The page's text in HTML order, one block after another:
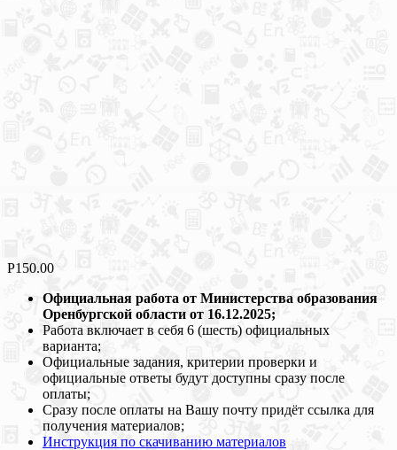
Р150.00
Официальная работа от Министерства образования
Оренбургской области от 16.12.2025;
Работа включает в себя 6 (шесть) официальных
варианта;
Официальные задания, критерии проверки и
официальные ответы будут доступны сразу после
оплаты;
Сразу после оплаты на Вашу почту придёт ссылка для
получения материалов;
Инструкция по скачиванию материалов